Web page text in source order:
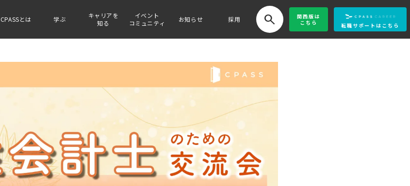
CPASSとは 学ぶ
キャリアを
知る
イベント
コミュニティ
お知らせ 採用 search 関西版 は
こちら
転職サポートはこちら